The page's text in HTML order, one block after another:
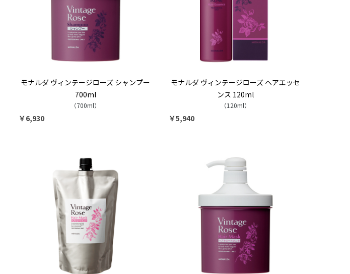
モナルダ ヴィンテージローズ シャンプー
700ml
（700ml）
￥6,930
モナルダ ヴィンテージローズ ヘアエッセ
ンス 120ml
（120ml）
￥5,940